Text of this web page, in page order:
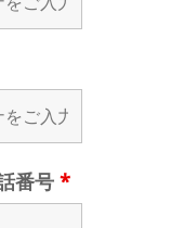
番号 *